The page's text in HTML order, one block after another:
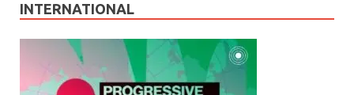
INTERNATIONAL